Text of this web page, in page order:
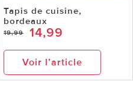
Tapis de cuisine,
bordeaux
19,99 14,99
Voir l’article